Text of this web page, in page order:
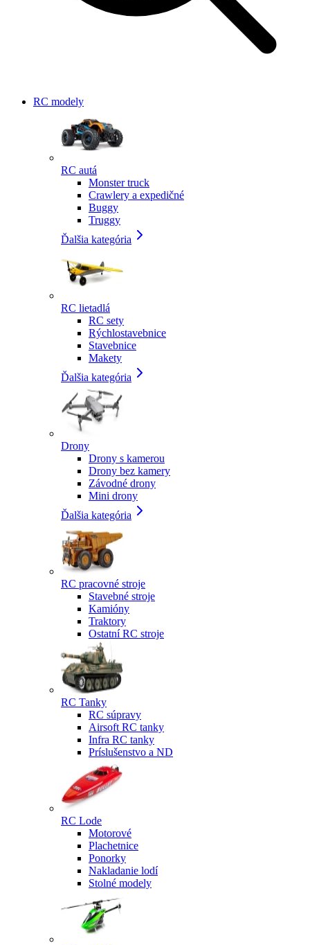
RC modely
RC autá
Monster truck
Crawlery a expedičné
Buggy
Truggy
Ďalšia kategória
RC lietadlá
RC sety
Rýchlostavebnice
Stavebnice
Makety
Ďalšia kategória
Drony
Drony s kamerou
Drony bez kamery
Závodné drony
Mini drony
Ďalšia kategória
RC pracovné stroje
Stavebné stroje
Kamióny
Traktory
Ostatní RC stroje
RC Tanky
RC súpravy
Airsoft RC tanky
Infra RC tanky
Príslušenstvo a ND
RC Lode
Motorové
Plachetnice
Ponorky
Nakladanie lodí
Stolné modely